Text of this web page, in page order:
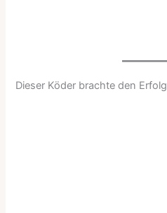
Dieser Köder brachte den Erfolg